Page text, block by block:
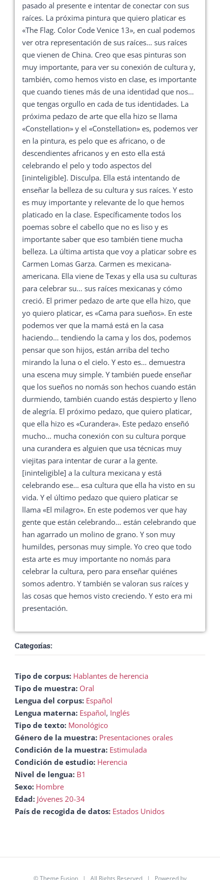
pasado al presente e intentar de conectar con sus
raíces. La próxima pintura que quiero platicar es
«The Flag. Color Code Venice 13», en cual podemos
ver otra representación de sus raíces… sus raíces
que vienen de China. Creo que esas pinturas son
muy importante, para ver su conexión de cultura y,
también, como hemos visto en clase, es importante
que cuando tienes más de una identidad que nos…
que tengas orgullo en cada de tus identidades. La
próxima pedazo de arte que ella hizo se llama
«Constellation» y el «Constellation» es, podemos ver
en la pintura, es pelo que es africano, o de
descendientes africanos y en esto ella está
celebrando el pelo y todo aspectos del
[ininteligible]. Disculpa. Ella está intentando de
enseñar la belleza de su cultura y sus raíces. Y esto
es muy importante y relevante de lo que hemos
platicado en la clase. Específicamente todos los
poemas sobre el cabello que no es liso y es
importante saber que eso también tiene mucha
belleza. La última artista que voy a platicar sobre es
Carmen Lomas Garza. Carmen es mexicana-
americana. Ella viene de Texas y ella usa su culturas
para celebrar su… sus raíces mexicanas y cómo
creció. El primer pedazo de arte que ella hizo, que
yo quiero platicar, es «Cama para sueños». En este
podemos ver que la mamá está en la casa
haciendo… tendiendo la cama y los dos, podemos
pensar que son hijos, están arriba del techo
mirando la luna o el cielo. Y esto es… demuestra
una escena muy simple. Y también puede enseñar
que los sueños no nomás son hechos cuando están
durmiendo, también cuando estás despierto y lleno
de alegría. El próximo pedazo, que quiero platicar,
que ella hizo es «Curandera». Este pedazo enseñó
mucho… mucha conexión con su cultura porque
una curandera es alguien que usa técnicas muy
viejitas para intentar de curar a la gente.
[ininteligible] a la cultura mexicana y está
celebrando ese… esa cultura que ella ha visto en su
vida. Y el último pedazo que quiero platicar se
llama «El milagro». En este podemos ver que hay
gente que están celebrando… están celebrando que
han agarrado un molino de grano. Y son muy
humildes, personas muy simple. Yo creo que todo
esta arte es muy importante no nomás para
celebrar la cultura, pero para enseñar quiénes
somos adentro. Y también se valoran sus raíces y
las cosas que hemos visto creciendo. Y esto era mi
presentación.
Categorías:
Tipo de corpus: Hablantes de herencia
Tipo de muestra: Oral
Lengua del corpus: Español
Lengua materna: Español, Inglés
Tipo de texto: Monológico
Género de la muestra: Presentaciones orales
Condición de la muestra: Estimulada
Condición de estudio: Herencia
Nivel de lengua: B1
Sexo: Hombre
Edad: Jóvenes 20-34
País de recogida de datos: Estados Unidos